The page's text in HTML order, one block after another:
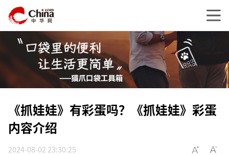
《抓娃娃》有彩蛋吗？《抓娃娃》彩蛋
内容介绍
2024-08-02 23:30:25